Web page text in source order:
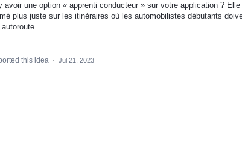
avoir une option « apprenti conducteur » sur votre application ? Elle
plus juste sur les itinéraires où les automobilistes débutants
this idea · Jul 21, 2023